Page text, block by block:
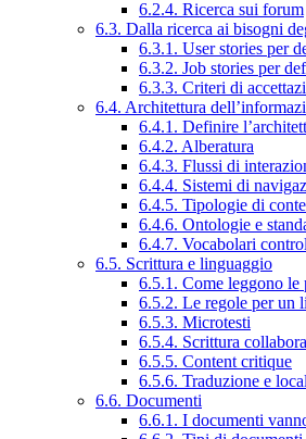
6.2.4. Ricerca sui forum
6.3. Dalla ricerca ai bisogni
6.3.1. User stories per
6.3.2. Job stories per
6.3.3. Criteri di
6.4. Architettura
6.4.1. Definire
6.4.2. Alberatura
6.4.3. Flussi di
6.4.4. Sistemi di
6.4.5. Tipologie di
6.4.6. Ontologie e
6.4.7. Vocabolari
6.5. Scrittura e linguaggio
6.5.1. Come leggono le
6.5.2. Le regole per un
6.5.3. Microtesti
6.5.4. Scrittura
6.5.5. Content critique
6.5.6. Traduzione e
6.6. Documenti
6.6.1. I documenti